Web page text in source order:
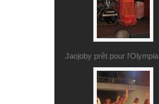
Jaojoby prêt pour l'Olympia